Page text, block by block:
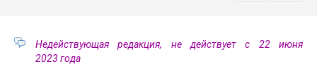
Недействующая редакция, не действует с 22 июня
2023 года